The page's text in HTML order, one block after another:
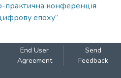
конференція
епоху”
End User
Agreement
Send
Feedback